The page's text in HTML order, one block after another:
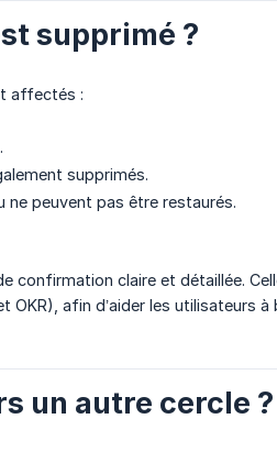
supprimé ?
affectés :
supprimés.
ne peuvent pas être restaurés.
confirmation claire et détaillée.
afin d’aider les utilisateurs
un autre cercle ?